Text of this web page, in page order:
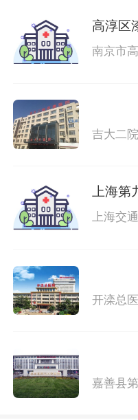
高淳区
南京市
吉大二
上海
上海交
开滦总
嘉善县